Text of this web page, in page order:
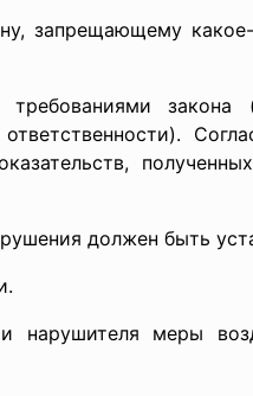
запрещающему какое-
закона
должен быть
меры